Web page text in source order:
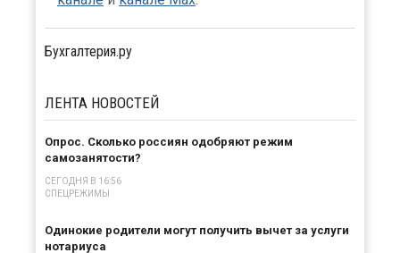
Бухгалтерия.ру
ЛЕНТА НОВОСТЕЙ
Опрос. Сколько россиян одобряют режим
самозанятости?
СЕГОДНЯ В 16:56
СПЕЦРЕЖИМЫ
Одинокие родители могут получить вычет за услуги
нотариуса